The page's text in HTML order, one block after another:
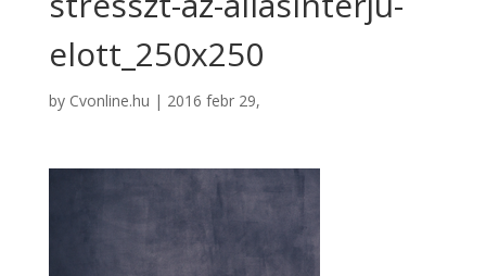
elott_250x250
by Cvonline.hu | 2016 febr 29,